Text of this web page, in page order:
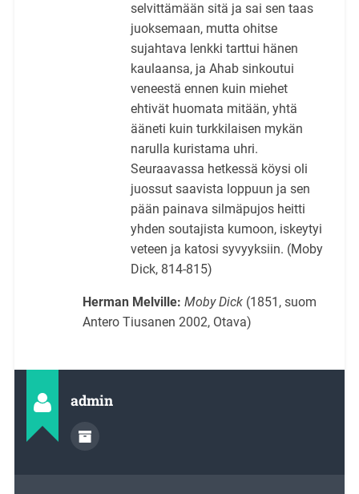
selvittämään sitä ja sai sen taas
juoksemaan, mutta ohitse
sujahtava lenkki tarttui hänen
kaulaansa, ja Ahab sinkoutui
veneestä ennen kuin miehet
ehtivät huomata mitään, yhtä
ääneti kuin turkkilaisen mykän
narulla kuristama uhri.
Seuraavassa hetkessä köysi oli
juossut saavista loppuun ja sen
pään painava silmäpujos heitti
yhden soutajista kumoon, iskeytyi
veteen ja katosi syvyyksiin. (Moby
Dick, 814-815)
Herman Melville: Moby Dick(1851, suom
Antero Tiusanen 2002, Otava)
admin